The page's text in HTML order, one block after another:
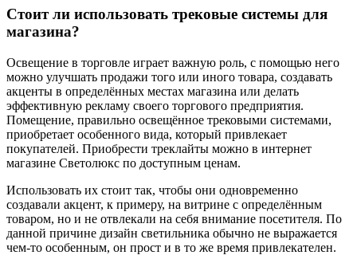
Стоит ли использовать трековые системы для
магазина?
Освещение в торговле играет важную роль, с помощью него
можно улучшать продажи того или иного товара, создавать
акценты в определённых местах магазина или делать
эффективную рекламу своего торгового предприятия.
Помещение, правильно освещённое трековыми системами,
приобретает особенного вида, который привлекает
покупателей. Приобрести треклайты можно в интернет
магазине Светолюкс по доступным ценам.
Использовать их стоит так, чтобы они одновременно
создавали акцент, к примеру, на витрине с определённым
товаром, но и не отвлекали на себя внимание посетителя. По
данной причине дизайн светильника обычно не выражается
чем-то особенным, он прост и в то же время привлекателен.